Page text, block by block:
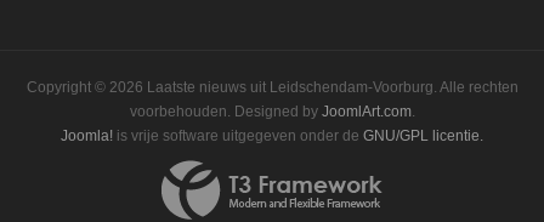
Copyright © 2026 Laatste nieuws uit Leidschendam-Voorburg. Alle rechten
voorbehouden. Designed by JoomlArt.com.
Joomla! is vrije software uitgegeven onder de GNU/GPL licentie.